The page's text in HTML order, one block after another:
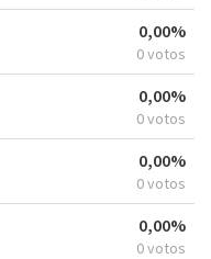
0,00%
0 votos
0,00%
0 votos
0,00%
0 votos
0,00%
0 votos